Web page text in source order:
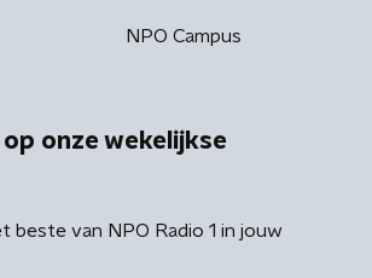
NPO Campus
onze wekelijkse
beste van NPO Radio 1 in jouw